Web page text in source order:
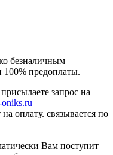
безналичным
предоплаты.
запрос на
оплату. связывается по
Вам поступит